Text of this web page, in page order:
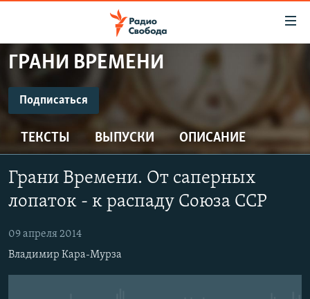
упрощенного
Вернуться
основному
содержанию
Вернутся
главной
Вернутся
поиску
ПРОГРАММЫ
ПОДКАСТЫ
МНЕНИЯ
КУЛЬТУРА
КАВКАЗ.РЕАЛИИ
СЕВЕР.РЕАЛИИ
ГРАНИ ВРЕМЕНИ
Подписаться
ПОДПИСАТЬСЯ
CastBox
Подписаться
ТЕКСТЫ ВЫПУСКИ ОПИСАНИЕ
Грани Времени. От саперных
лопаток - к распаду Союза ССР
09 апреля 2014
Владимир Кара-Мурза